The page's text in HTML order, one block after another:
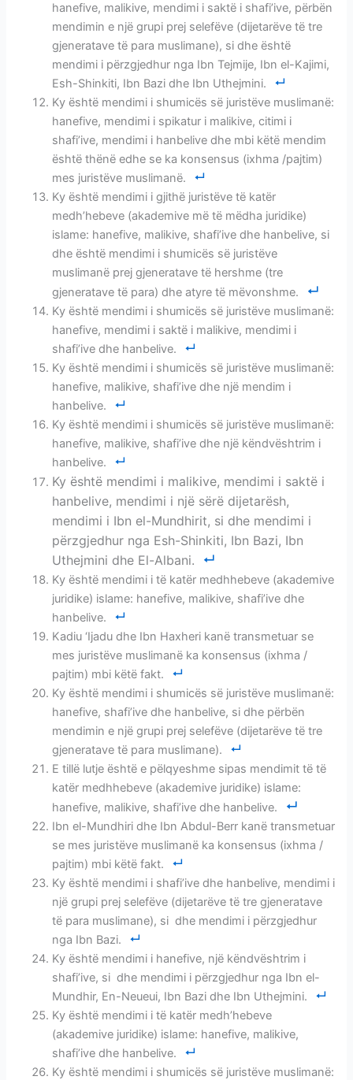
hanefive, malikive, mendimi i saktë i shafi’ive, përbën
mendimin e një grupi prej selefëve (dijetarëve të tre
gjeneratave të para muslimane), si dhe është
mendimi i përzgjedhur nga Ibn Tejmije, Ibn el-Kajimi,
Esh-Shinkiti, Ibn Bazi dhe Ibn Uthejmini.
Ky është mendimi i shumicës së juristëve muslimanë:
hanefive, mendimi i spikatur i malikive, citimi i
shafi’ive, mendimi i hanbelive dhe mbi këtë mendim
është thënë edhe se ka konsensus (ixhma /pajtim)
mes juristëve muslimanë.
Ky është mendimi i gjithë juristëve të katër
medh’hebeve (akademive më të mëdha juridike)
islame: hanefive, malikive, shafi’ive dhe hanbelive, si
dhe është mendimi i shumicës së juristëve
muslimanë prej gjeneratave të hershme (tre
gjeneratave të para) dhe atyre të mëvonshme.
Ky është mendimi i shumicës së juristëve muslimanë:
hanefive, mendimi i saktë i malikive, mendimi i
shafi’ive dhe hanbelive.
Ky është mendimi i shumicës së juristëve muslimanë:
hanefive, malikive, shafi’ive dhe një mendim i
hanbelive.
Ky është mendimi i shumicës së juristëve muslimanë:
hanefive, malikive, shafi’ive dhe një këndvështrim i
hanbelive.
Ky është mendimi i malikive, mendimi i saktë i
hanbelive, mendimi i një sërë dijetarësh,
mendimi i Ibn el-Mundhirit, si dhe mendimi i
përzgjedhur nga Esh-Shinkiti, Ibn Bazi, Ibn
Uthejmini dhe El-Albani.
Ky është mendimi i të katër medhhebeve (akademive
juridike) islame: hanefive, malikive, shafi’ive dhe
hanbelive.
Kadiu ‘Ijadu dhe Ibn Haxheri kanë transmetuar se
mes juristëve muslimanë ka konsensus (ixhma /
pajtim) mbi këtë fakt.
Ky është mendimi i shumicës së juristëve muslimanë:
hanefive, shafi’ive dhe hanbelive, si dhe përbën
mendimin e një grupi prej selefëve (dijetarëve të tre
gjeneratave të para muslimane).
E tillë lutje është e pëlqyeshme sipas mendimit të të
katër medhhebeve (akademive juridike) islame:
hanefive, malikive, shafi’ive dhe hanbelive.
Ibn el-Mundhiri dhe Ibn Abdul-Berr kanë transmetuar
se mes juristëve muslimanë ka konsensus (ixhma /
pajtim) mbi këtë fakt.
Ky është mendimi i shafi’ive dhe hanbelive, mendimi i
një grupi prej selefëve (dijetarëve të tre gjeneratave
të para muslimane), si dhe mendimi i përzgjedhur
nga Ibn Bazi.
Ky është mendimi i hanefive, një këndvështrim i
shafi’ive, si dhe mendimi i përzgjedhur nga Ibn el-
Mundhir, En-Neueui, Ibn Bazi dhe Ibn Uthejmini.
Ky është mendimi i të katër medh’hebeve
(akademive juridike) islame: hanefive, malikive,
shafi’ive dhe hanbelive.
Ky është mendimi i shumicës së juristëve muslimanë: